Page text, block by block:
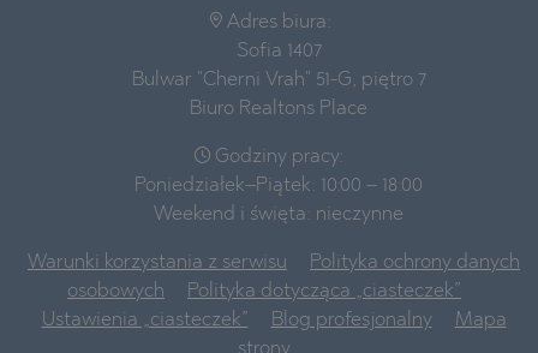
Adres biura:
Sofia 1407
Bulwar "Cherni Vrah" 51-G, piętro 7
Biuro Realtons Place
Godziny pracy:
Poniedziałek–Piątek: 10:00 – 18:00
Weekend i święta: nieczynne
Warunki korzystania z serwisu
Polityka ochrony danych
osobowych
Polityka dotycząca „ciasteczek”
Ustawienia „ciasteczek”
Blog profesjonalny
Mapa